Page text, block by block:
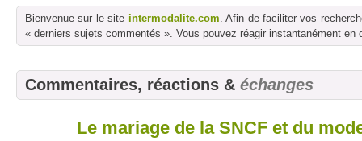
Bienvenue sur le site intermodalite.com. Afin de faciliter vos
« derniers sujets commentés ». Vous pouvez réagir instantanément
Commentaires, réactions & échanges
Le mariage de la SNCF et du